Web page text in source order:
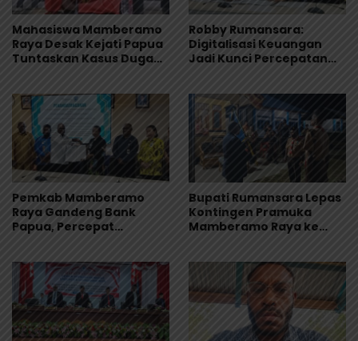
Mahasiswa Mamberamo
Raya Desak Kejati Papua
Tuntaskan Kasus Dugaan
Robby Rumansara:
Digitalisasi Keuangan
Jadi Kunci Percepatan
Pemkab Mamberamo
Raya Gandeng Bank
Papua, Percepat
Bupati Rumansara Lepas
Kontingen Pramuka
Mamberamo Raya ke